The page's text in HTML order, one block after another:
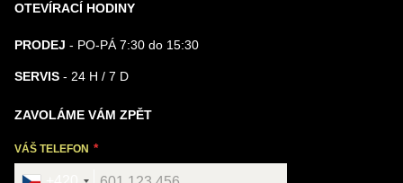
OTEVÍRACÍ HODINY
PRODEJ - PO-PÁ 7:30 do 15:30
SERVIS - 24 H / 7 D
ZAVOLÁME VÁM ZPĚT
VÁŠ TELEFON